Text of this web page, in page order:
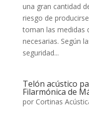
una gran cantidad
riesgo de
toman las medidas
necesarias. Según
seguridad...
Telón acústico
Filarmónica de
por Cortinas